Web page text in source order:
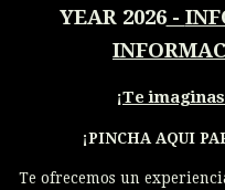
YEAR 2026-
¡Te
¡PINCHA AQUI
Te ofrecemos un